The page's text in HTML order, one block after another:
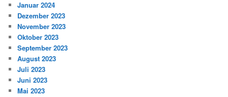
Januar 2024
Dezember 2023
November 2023
Oktober 2023
September 2023
August 2023
Juli 2023
Juni 2023
Mai 2023